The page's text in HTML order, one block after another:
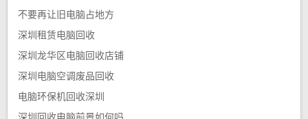
不要再让旧电脑占地方
深圳租赁电脑回收
深圳龙华区电脑回收店铺
深圳电脑空调废品回收
电脑环保机回收深圳